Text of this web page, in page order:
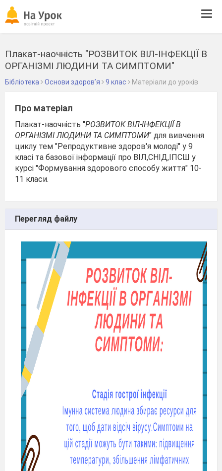
Плакат-наочність "РОЗВИТОК ВІЛ-ІНФЕКЦІЇ В
ОРГАНІЗМІ ЛЮДИНИ ТА СИМПТОМИ"
Бібліотека Основи здоров’я 9 клас Матеріали до уроків
Про матеріал
Плакат-наочність "РОЗВИТОК ВІЛ-ІНФЕКЦІЇ В
ОРГАНІЗМІ ЛЮДИНИ ТА СИМПТОМИ" для вивчення
циклу тем "Репродуктивне здоров'я молоді" у 9
класі та базової інформації про ВІЛ,СНІД,ІПСШ у
курсі "Формування здорового способу життя" 10-
11 класи.
Перегляд файлу